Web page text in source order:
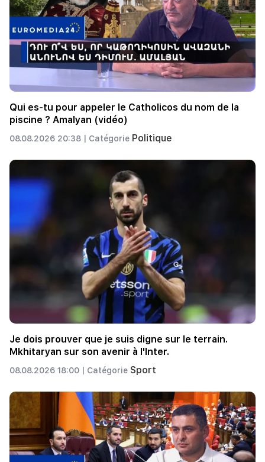
Qui es-tu pour appeler le Catholicos du nom de la
piscine ? Amalyan (vidéo)
08.08.2026 20:38 | Catégorie Politique
Je dois prouver que je suis digne sur le terrain.
Mkhitaryan sur son avenir à l'Inter.
08.08.2026 18:00 | Catégorie Sport